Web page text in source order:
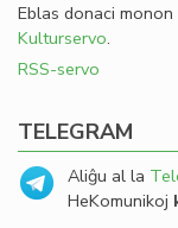
Eblas donaci
Kulturservo.
RSS-servo
TELEGRAM
Aliĝu al la
HeKomunikoj